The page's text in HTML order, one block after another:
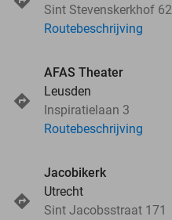
Sint Stevenskerkhof 62
Routebeschrijving
AFAS Theater
Leusden
Inspiratielaan 3
Routebeschrijving
Jacobikerk
Utrecht
Sint Jacobsstraat 171